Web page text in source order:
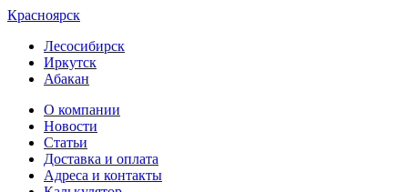
Красноярск
Лесосибирск
Иркутск
Абакан
О компании
Новости
Статьи
Доставка и оплата
Адреса и контакты